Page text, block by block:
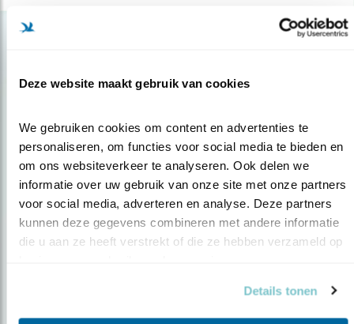
Deze website maakt gebruik van cookies
We gebruiken cookies om content en advertenties te
personaliseren, om functies voor social media te bieden en
om ons websiteverkeer te analyseren. Ook delen we
informatie over uw gebruik van onze site met onze partners
voor social media, adverteren en analyse. Deze partners
kunnen deze gegevens combineren met andere informatie
die u aan ze heeft verstrekt of die ze hebben verzameld op
Details tonen
Op de hoogte blijven?
Meld je aan en ontvang nieuws, inspiratie, acties en tips
over vogels en activiteiten van Vogelbescherming.
AANMELDEN VOGELNIEUWS